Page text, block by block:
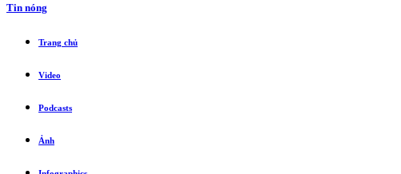
Tin nóng
Trang chủ
Video
Podcasts
Ảnh